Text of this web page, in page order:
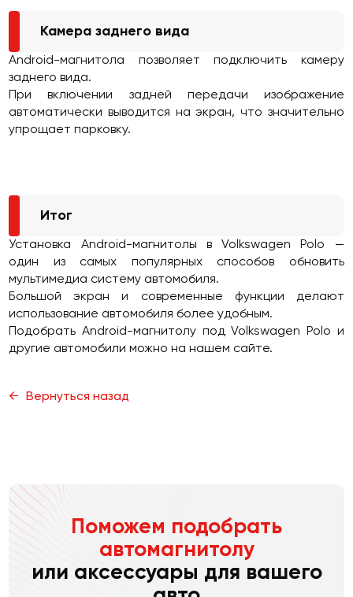
Камера заднего вида
Android-магнитола позволяет подключить камеру
заднего вида.
При включении задней передачи изображение
автоматически выводится на экран, что значительно
упрощает парковку.
Итог
Установка Android-магнитолы в Volkswagen Polo —
один из самых популярных способов обновить
мультимедиа систему автомобиля.
Большой экран и современные функции делают
использование автомобиля более удобным.
Подобрать Android-магнитолу под Volkswagen Polo и
другие автомобили можно на нашем сайте.
Вернуться назад
Поможем подобрать
автомагнитолу
или аксессуары для вашего